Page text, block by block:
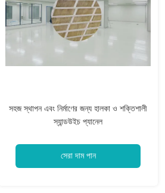
সহজ স্থাপন এবং নির্মাণের জন্য হালকা ও শক্তিশালী
স্যান্ডউইচ প্যানেল
সেরা দাম পান